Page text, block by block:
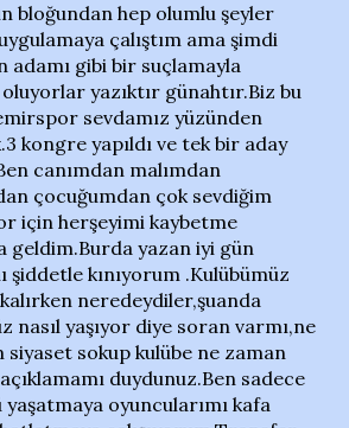
bloğundan hep olumlu şeyler
çalıştım ama şimdi
adamı gibi bir suçlamayla
yazıktır günahtır.Biz bu
sevdamız yüzünden
kongre yapıldı ve tek bir aday
canımdan malımdan
çocuğumdan çok sevdiğim
için herşeyimi kaybetme
geldim.Burda yazan iyi gün
şiddetle kınıyorum .Kulübümüz
neredeydiler,şuanda
nasıl yaşıyor diye soran varmı,ne
siyaset sokup kulübe ne zaman
duydunuz.Ben sadece
yaşatmaya oyuncularımı kafa